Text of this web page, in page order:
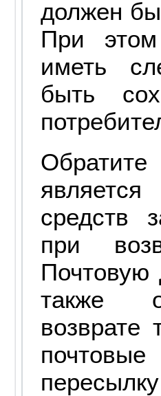
должен
При
иметь
быть
является
средств
при
Почтовую
также
возврате